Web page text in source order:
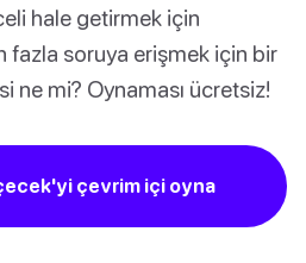
hale getirmek için
fazla soruya erişmek için bir
ne mi? Oynaması ücretsiz!
çevrim içi oyna